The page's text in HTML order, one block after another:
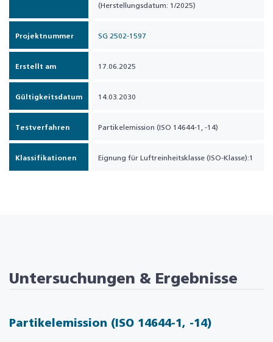
(Herstellungsdatum: 1/2025)
Projektnummer SG 2502-1597
Erstellt am 17.06.2025
Gültigkeitsdatum 14.03.2030
Testverfahren Partikelemission (ISO 14644-1, -14)
Klassifikationen Eignung für Luftreinheitsklasse (ISO-Klasse):1
Untersuchungen & Ergebnisse
Partikelemission (ISO 14644-1, -14)